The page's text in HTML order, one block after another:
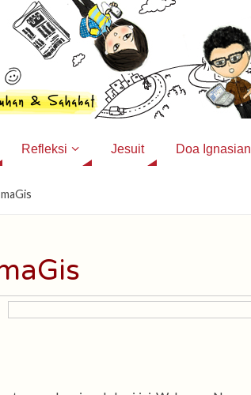
Refleksi Jesuit Doa Ignasian